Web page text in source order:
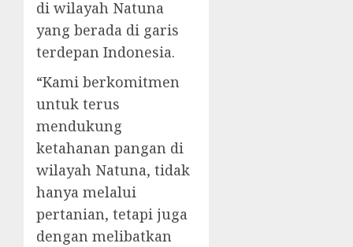
di wilayah Natuna
yang berada di garis
terdepan Indonesia.
“Kami berkomitmen
untuk terus
mendukung
ketahanan pangan di
wilayah Natuna, tidak
hanya melalui
pertanian, tetapi juga
dengan melibatkan